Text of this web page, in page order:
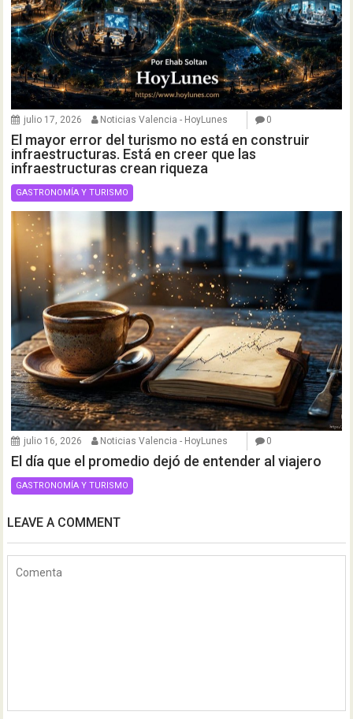
julio 17, 2026 Noticias Valencia - HoyLunes 0
El mayor error del turismo no está en construir
infraestructuras. Está en creer que las
infraestructuras crean riqueza
GASTRONOMÍA Y TURISMO
julio 16, 2026 Noticias Valencia - HoyLunes 0
El día que el promedio dejó de entender al viajero
GASTRONOMÍA Y TURISMO
LEAVE A COMMENT